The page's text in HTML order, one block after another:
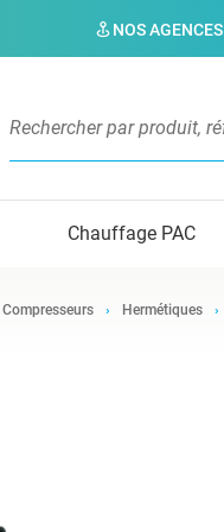
NOS AGENCES
Chauffage PAC
Compresseurs Hermétiques